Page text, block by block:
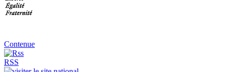
Contenue
RSS